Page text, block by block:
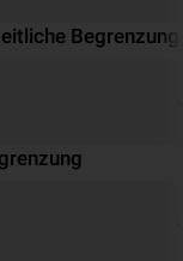
Begrenzung